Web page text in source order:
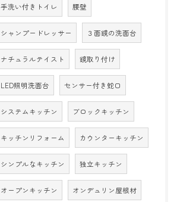
手洗い付きトイレ 腰壁
シャンプードレッサー ３面鏡の洗面台
ナチュラルテイスト 鏡取り付け
LED照明洗面台 センサー付き蛇口
システムキッチン ブロックキッチン
キッチンリフォーム カウンターキッチン
シンプルなキッチン 独立キッチン
オープンキッチン オンデュリン屋根材